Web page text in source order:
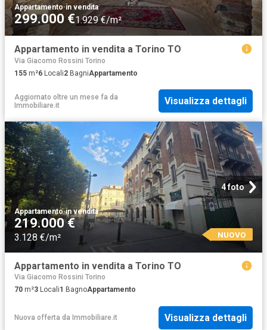
Appartamento·in vendita
299.000 €1.929 €/m²
Appartamento in vendita a Torino TO
Via Giacomo Rossini Torino
155 m²6 Locali2 BagniAppartamento
Aggiornato oltre un mese fa da
Immobiliare.it
Visualizza dettagli
4 foto
Appartamento·in vendita
219.000 €
3.128 €/m² NUOVO
Appartamento in vendita a Torino TO
Via Giacomo Rossini Torino
70 m²3 Locali1 BagnoAppartamento
Nuova offerta da Immobiliare.it Visualizza dettagli